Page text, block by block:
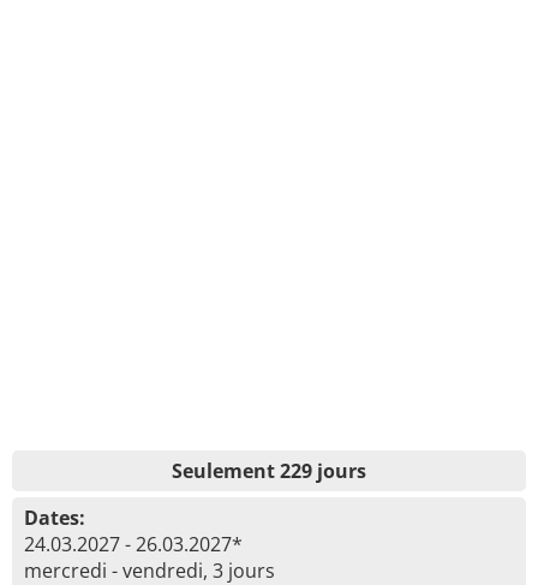
Seulement 229 jours
Dates:
24.03.2027 - 26.03.2027*
mercredi - vendredi, 3 jours